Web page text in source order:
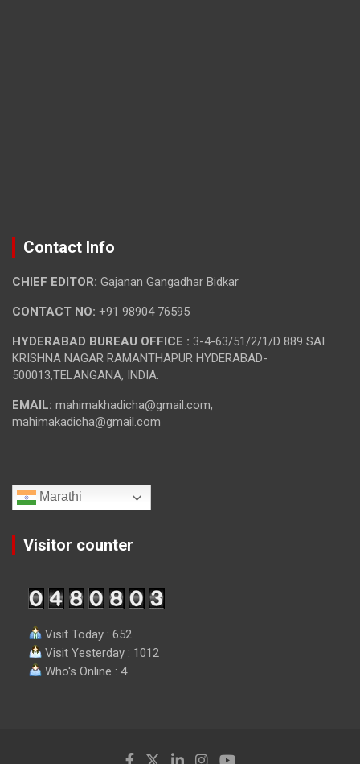
Contact Info
CHIEF EDITOR: Gajanan Gangadhar Bidkar
CONTACT NO: +91 98904 76595
HYDERABAD BUREAU OFFICE : 3-4-63/51/2/1/D 889 SAI
KRISHNA NAGAR RAMANTHAPUR HYDERABAD-
500013,TELANGANA, INDIA.
EMAIL: mahimakhadicha@gmail.com,
mahimakadicha@gmail.com
Marathi
Visitor counter
Visit Today : 652
Visit Yesterday : 1012
Who's Online : 4